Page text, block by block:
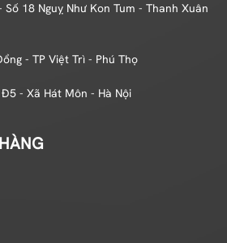
Số 18 Nguỵ Như Kon Tum - Thanh Xuân
- TP Việt Trì - Phú Thọ
- Xã Hát Môn - Hà Nội